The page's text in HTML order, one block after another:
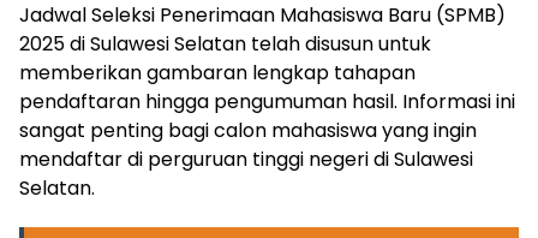
Jadwal Seleksi Penerimaan Mahasiswa Baru (SPMB)
2025 di Sulawesi Selatan telah disusun untuk
memberikan gambaran lengkap tahapan
pendaftaran hingga pengumuman hasil. Informasi ini
sangat penting bagi calon mahasiswa yang ingin
mendaftar di perguruan tinggi negeri di Sulawesi
Selatan.